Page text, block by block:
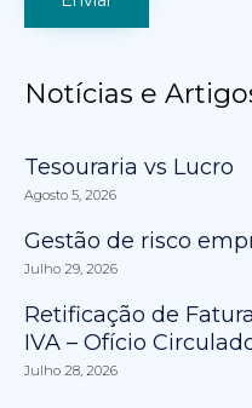
Notícias e
Tesouraria vs Lucro
Agosto 5, 2026
Gestão de risco
Julho 29, 2026
Retificação de
IVA – Ofício
Julho 28, 2026